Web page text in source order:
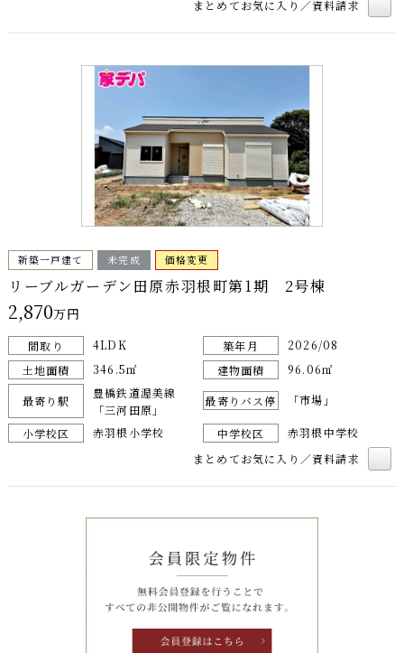
まとめてお気に入り／資料請求
新築一戸建て 未完成 価格変更
リーブルガーデン田原赤羽根町第1期 2号棟
2,870万円
間取り 4LDK 築年月
2026/08
土地面積
346.5㎡ 建物面積 96.06㎡
最寄り駅
豊橋鉄道渥美線
「三河田原」
最寄りバス停 「市場」
小学校区 赤羽根小学校 中学校区
赤羽根中学校
まとめてお気に入り／資料請求